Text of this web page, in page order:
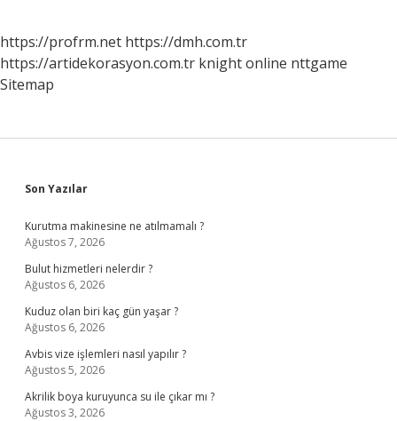
https://profrm.net https://dmh.com.tr
https://artidekorasyon.com.tr knight online nttgame
Sitemap
Sidebar
Son Yazılar
Kurutma makinesine ne atılmamalı ?
Ağustos 7, 2026
Bulut hizmetleri nelerdir ?
Ağustos 6, 2026
Kuduz olan biri kaç gün yaşar ?
Ağustos 6, 2026
Avbis vize işlemleri nasıl yapılır ?
Ağustos 5, 2026
Akrilik boya kuruyunca su ile çıkar mı ?
Ağustos 3, 2026